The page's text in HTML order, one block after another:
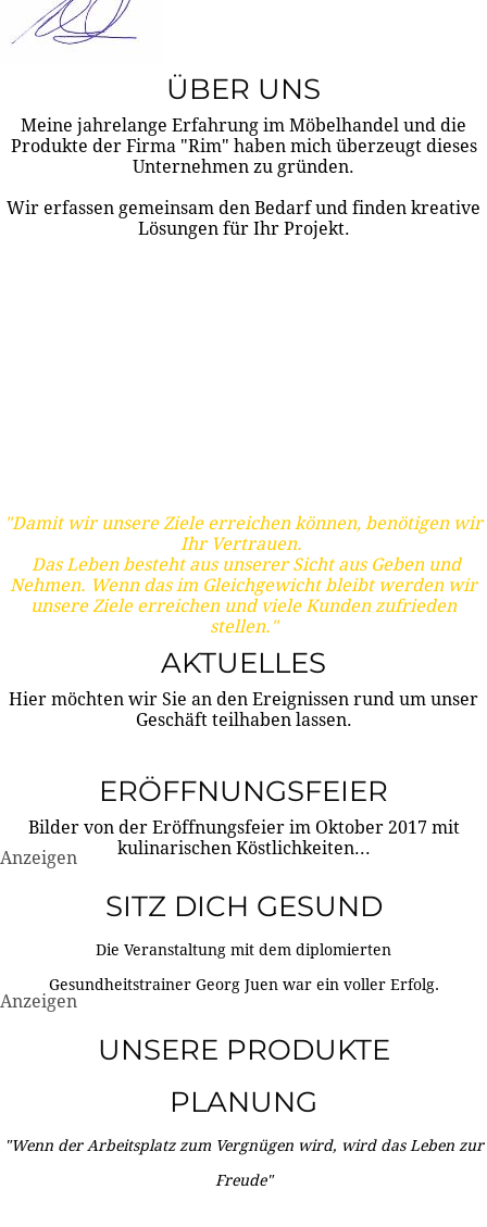
ÜBER UNS
Meine jahrelange Erfahrung im Möbelhandel und die
Produkte der Firma "Rim" haben mich überzeugt dieses
Unternehmen zu gründen.
Wir erfassen gemeinsam den Bedarf und finden kreative
Lösungen für Ihr Projekt.
"Damit wir unsere Ziele erreichen können, benötigen wir
Ihr Vertrauen.
Das Leben besteht aus unserer Sicht aus Geben und
Nehmen. Wenn das im Gleichgewicht bleibt werden wir
unsere Ziele erreichen und viele Kunden zufrieden
stellen."
AKTUELLES
Hier möchten wir Sie an den Ereignissen rund um unser
Geschäft teilhaben lassen.
ERÖFFNUNGSFEIER
Bilder von der Eröffnungsfeier im Oktober 2017 mit
kulinarischen Köstlichkeiten...
Anzeigen
SITZ DICH GESUND
Die Veranstaltung mit dem diplomierten
Gesundheitstrainer Georg Juen war ein voller Erfolg.
Anzeigen
UNSERE PRODUKTE
PLANUNG
"Wenn der Arbeitsplatz zum Vergnügen wird, wird das Leben zur
Freude"